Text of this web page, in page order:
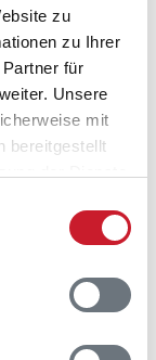
zu
zu Ihrer
für
Unsere
mit
bereitgestellt
angezeigt